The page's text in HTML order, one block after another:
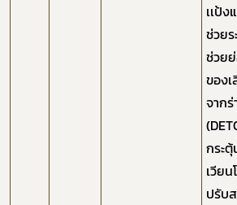
เเป้ง
ช่วยร
ช่วย
ของ
จาก
กระ
เวีย
ปรับ